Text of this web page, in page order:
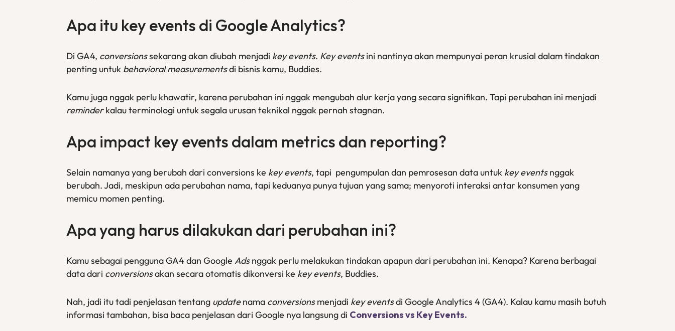
Apa itu key events di Google Analytics?
Di GA4, conversionssekarang akan diubah menjadi key events. Key eventsini nantinya akan mempunyai peran krusial dalam tindakan
penting untuk behavioral measurementsdi bisnis kamu, Buddies.
Kamu juga nggak perlu khawatir, karena perubahan ini nggak mengubah alur kerja yang secara signifikan. Tapi perubahan ini menjadi
reminderkalau terminologi untuk segala urusan teknikal nggak pernah stagnan.
Apa impact key events dalam metrics dan reporting?
Selain namanya yang berubah dari conversions ke key events, tapi pengumpulan dan pemrosesan data untuk key eventsnggak
berubah. Jadi, meskipun ada perubahan nama, tapi keduanya punya tujuan yang sama; menyoroti interaksi antar konsumen yang
memicu momen penting.
Apa yang harus dilakukan dari perubahan ini?
Kamu sebagai pengguna GA4 dan Google Adsnggak perlu melakukan tindakan apapun dari perubahan ini. Kenapa? Karena berbagai
data dari conversionsakan secara otomatis dikonversi ke key events, Buddies.
Nah, jadi itu tadi penjelasan tentang updatenama conversionsmenjadi key eventsdi Google Analytics 4 (GA4). Kalau kamu masih butuh
informasi tambahan, bisa baca penjelasan dari Google nya langsung di Conversions vs Key Events.